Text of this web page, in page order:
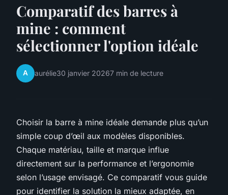
Comparatif des barres à
mine : comment
sélectionner l'option idéale
A aurélie30 janvier 20267 min de lecture
Choisir la barre à mine idéale demande plus qu’un
simple coup d’œil aux modèles disponibles.
Chaque matériau, taille et marque influe
directement sur la performance et l’ergonomie
selon l’usage envisagé. Ce comparatif vous guide
pour identifier la solution la mieux adaptée, en